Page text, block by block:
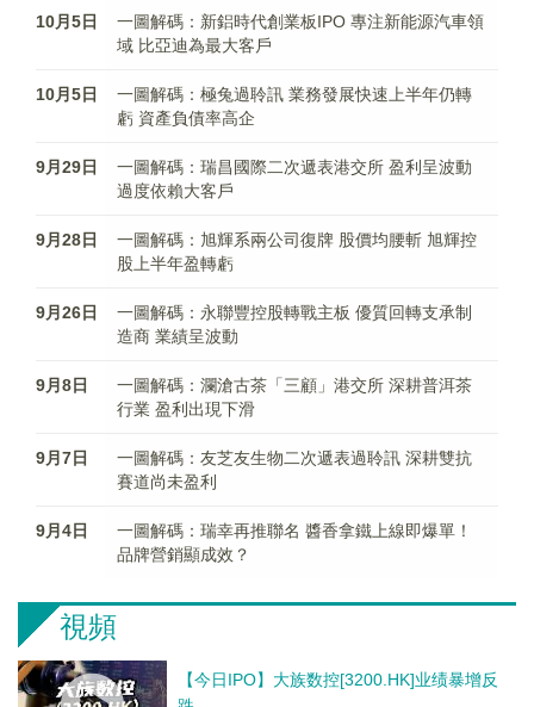
10月5日
一圖解碼：新鋁時代創業板IPO 專注新能源汽車領
域 比亞迪為最大客戶
10月5日
一圖解碼：極兔過聆訊 業務發展快速上半年仍轉
虧 資產負債率高企
9月29日
一圖解碼：瑞昌國際二次遞表港交所 盈利呈波動
過度依賴大客戶
9月28日
一圖解碼：旭輝系兩公司復牌 股價均腰斬 旭輝控
股上半年盈轉虧
9月26日
一圖解碼：永聯豐控股轉戰主板 優質回轉支承制
造商 業績呈波動
9月8日
一圖解碼：瀾滄古茶「三顧」港交所 深耕普洱茶
行業 盈利出現下滑
9月7日
一圖解碼：友芝友生物二次遞表過聆訊 深耕雙抗
賽道尚未盈利
9月4日
一圖解碼：瑞幸再推聯名 醬香拿鐵上線即爆單！
品牌營銷顯成效？
視頻
【今日IPO】大族数控[3200.HK]业绩暴增反